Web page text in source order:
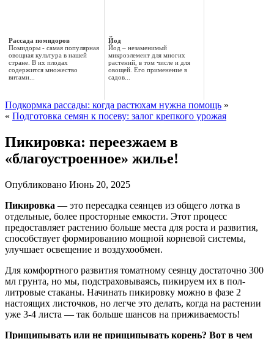
Рассада помидоров
Помидоры - самая популярная
овощная культура в нашей
стране. В их плодах
содержится множество
витами...
Йод
Йод – незаменимый
микроэлемент для многих
растений, в том числе и для
овощей. Его применение в
садов...
Подкормка рассады: когда растюхам нужна помощь »
« Подготовка семян к посеву: залог крепкого урожая
Пикировка: переезжаем в
«благоустроенное» жилье!
Опубликовано Июнь 20, 2025
Пикировка — это пересадка сеянцев из общего лотка в
отдельные, более просторные емкости. Этот процесс
предоставляет растению больше места для роста и развития,
способствует формированию мощной корневой системы,
улучшает освещение и воздухообмен.
Для комфортного развития томатному сеянцу достаточно 300
мл грунта, но мы, подстраховываясь, пикируем их в пол-
литровые стаканы. Начинать пикировку можно в фазе 2
настоящих листочков, но легче это делать, когда на растении
уже 3-4 листа — так больше шансов на приживаемость!
Прищипывать или не прищипывать корень? Вот в чем